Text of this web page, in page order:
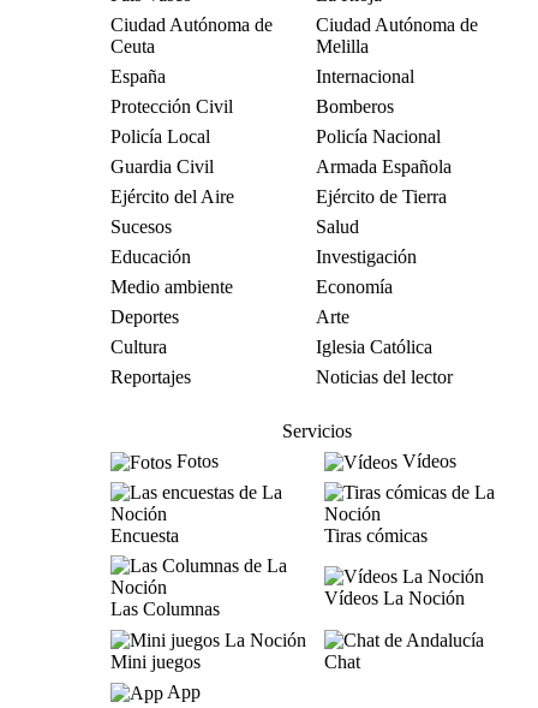
Ciudad Autónoma de
Ceuta
Ciudad Autónoma de
Melilla
España
Internacional
Protección Civil
Bomberos
Policía Local
Policía Nacional
Guardia Civil
Armada Española
Ejército del Aire
Ejército de Tierra
Sucesos
Salud
Educación
Investigación
Medio ambiente
Economía
Deportes
Arte
Cultura
Iglesia Católica
Reportajes
Noticias del lector
Servicios
Fotos
Vídeos
Encuesta Tiras cómicas
Las Columnas
Vídeos La Noción
Mini juegos
Chat
App